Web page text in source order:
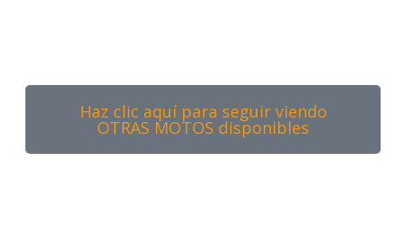
Haz clic aquí para seguir viendo
OTRAS MOTOS disponibles